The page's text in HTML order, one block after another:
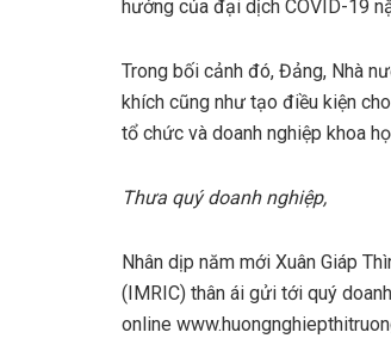
hưởng của đại dịch COVID-19
Trong bối cảnh đó, Đảng, Nhà
khích cũng như tạo điều kiện
tổ chức và doanh nghiệp khoa
Thưa quý doanh nghiệp,
Nhân dịp năm mới Xuân Giáp
(IMRIC) thân ái gửi tới quý
online